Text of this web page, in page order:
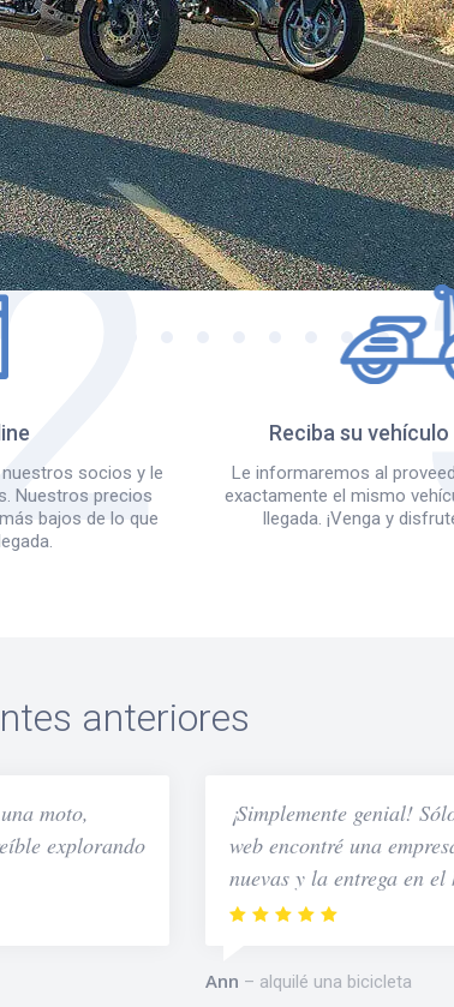
socios y le
Nuestros precios
bajos de lo que
Reciba su vehículo
Le informaremos al
exactamente el mismo
llegada. ¡Venga y
anteriores
moto,
explorando
¡Simplemente genial!
web encontré una
nuevas y la entrega en el
Ann alquilé una bicicleta